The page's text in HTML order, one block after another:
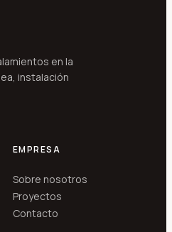
en la
instalación
EMPRESA
Sobre nosotros
Proyectos
Contacto